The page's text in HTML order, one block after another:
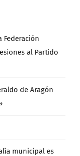
Federación
al Partido
de Aragón
municipal es